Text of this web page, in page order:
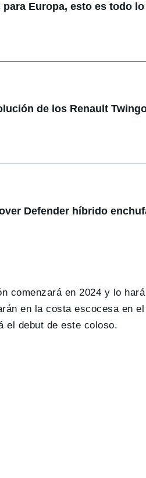
Europa, esto es todo
de los Renault
Defender híbrido
comenzará en 2024 y lo
en la costa escocesa en
el debut de este coloso.